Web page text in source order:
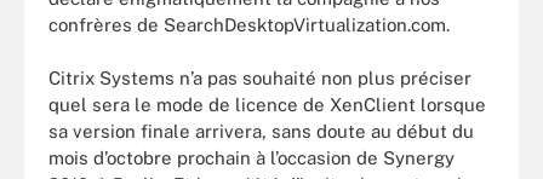
confrères de SearchDesktopVirtualization.com.
Citrix Systems n’a pas souhaité non plus préciser
quel sera le mode de licence de XenClient lorsque
sa version finale arrivera, sans doute au début du
mois d’octobre prochain à l’occasion de Synergy